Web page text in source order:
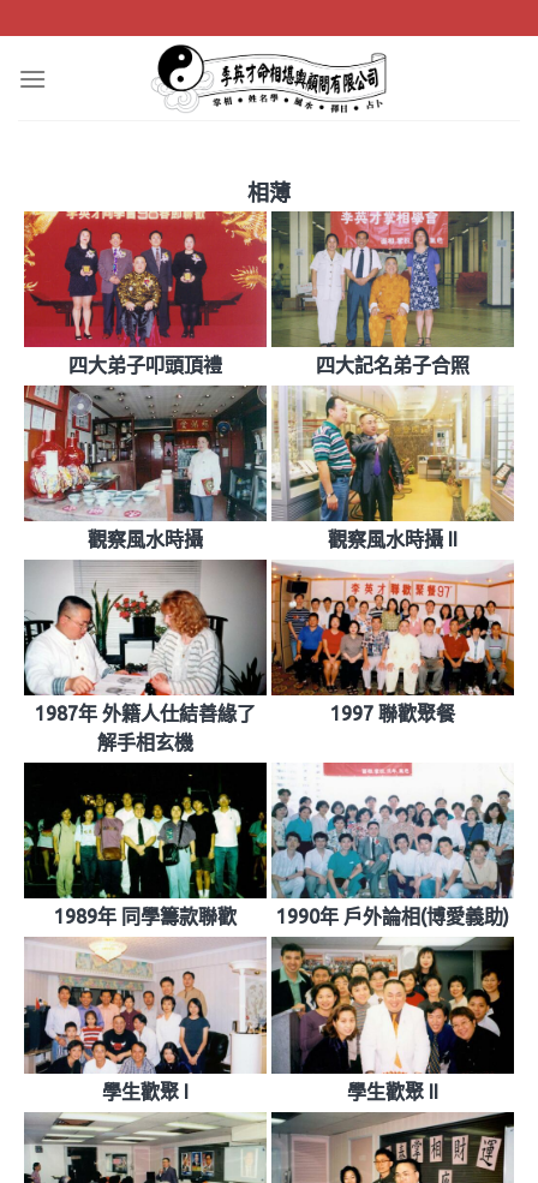
to
content
相薄
四大弟子叩頭頂禮 四大記名弟子合照
觀察風水時攝 觀察風水時攝 II
1987年 外籍人仕結善緣了
解手相玄機
1997 聯歡聚餐
1989年 同學籌款聯歡 1990年 戶外論相(博愛義助)
學生歡聚 I 學生歡聚 II